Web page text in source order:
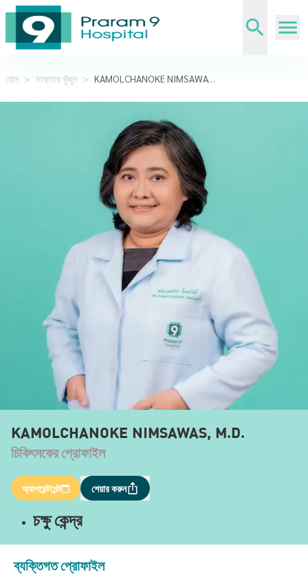
হোম > ডাক্তার খুঁজুন > KAMOLCHANOKE NIMSAWAS, M.D.
KAMOLCHANOKE NIMSAWAS, M.D.
চিকিৎসকের প্রোফাইল
অ্যাপয়েন্টমেন্ট শেয়ার করুন
চক্ষু কেন্দ্র
ব্যক্তিগত প্রোফাইল